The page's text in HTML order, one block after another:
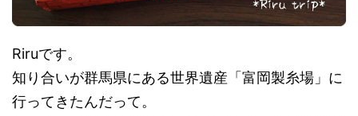
Riruです。
知り合いが群馬県にある世界遺産「富岡製糸場」に
行ってきたんだって。